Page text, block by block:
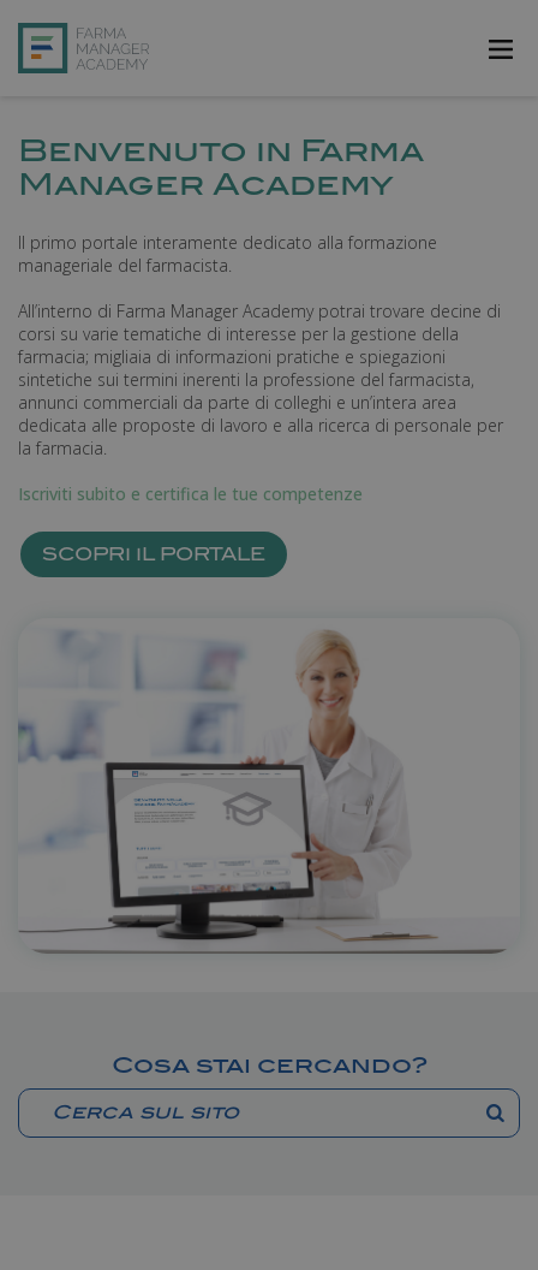
FarmaJOB
FarmaPost
Registrati
Accedi
Benvenuto in Farma
Manager Academy
Il primo portale interamente dedicato alla formazione
manageriale del farmacista.
All’interno di Farma Manager Academy potrai trovare decine di
corsi su varie tematiche di interesse per la gestione della
farmacia; migliaia di informazioni pratiche e spiegazioni
sintetiche sui termini inerenti la professione del farmacista,
annunci commerciali da parte di colleghi e un’intera area
dedicata alle proposte di lavoro e alla ricerca di personale per
la farmacia.
Iscriviti subito e certifica le tue competenze
SCOPRI IL PORTALE
Cosa stai cercando?